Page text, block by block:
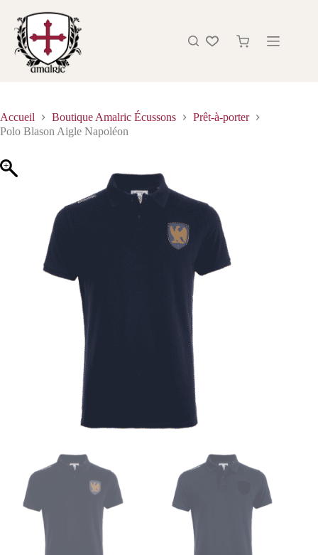
Accueil Boutique Amalric Écussons
Prêt-à-porter
Polo Blason Aigle Napoléon